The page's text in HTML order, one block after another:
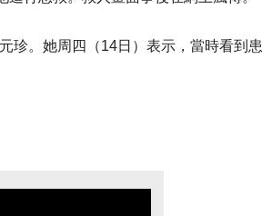
珍。她周四（14日）表示，當時看到患